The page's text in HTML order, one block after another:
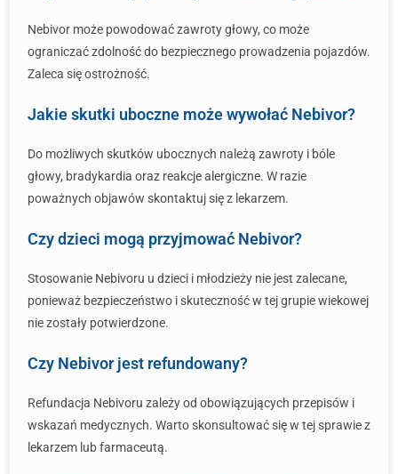
Nebivor może powodować zawroty głowy, co może
ograniczać zdolność do bezpiecznego prowadzenia pojazdów.
Zaleca się ostrożność.
Jakie skutki uboczne może wywołać Nebivor?
Do możliwych skutków ubocznych należą zawroty i bóle
głowy, bradykardia oraz reakcje alergiczne. W razie
poważnych objawów skontaktuj się z lekarzem.
Czy dzieci mogą przyjmować Nebivor?
Stosowanie Nebivoru u dzieci i młodzieży nie jest zalecane,
ponieważ bezpieczeństwo i skuteczność w tej grupie wiekowej
nie zostały potwierdzone.
Czy Nebivor jest refundowany?
Refundacja Nebivoru zależy od obowiązujących przepisów i
wskazań medycznych. Warto skonsultować się w tej sprawie z
lekarzem lub farmaceutą.